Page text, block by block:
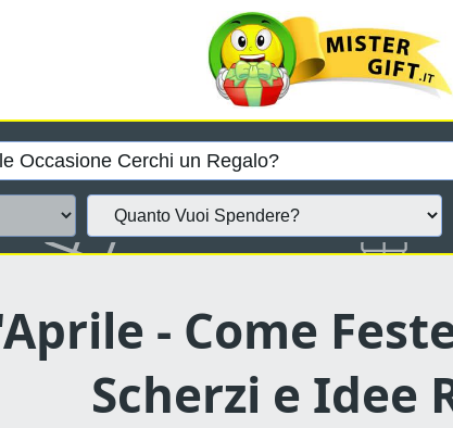
- Come
Scherzi e Idee